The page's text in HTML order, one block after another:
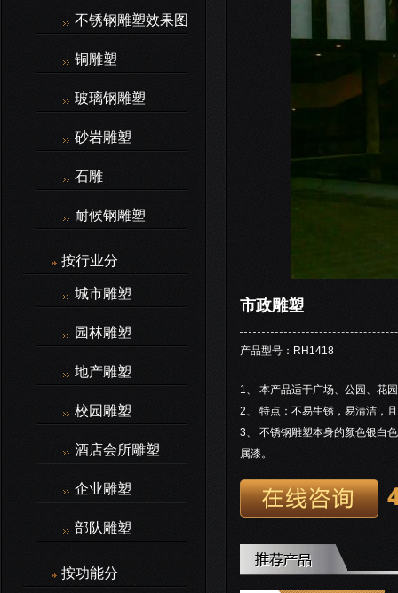
不锈钢雕塑效果图
铜雕塑
玻璃钢雕塑
砂岩雕塑
石雕
耐候钢雕塑
按行业分
城市雕塑
园林雕塑
地产雕塑
校园雕塑
酒店会所雕塑
企业雕塑
部队雕塑
按功能分
市政雕塑
产品型号：RH1418
1、 本产品适于广场、公园、花
2、 特点：不易生锈，易清洁，
3、 不锈钢雕塑本身的颜色银白
属漆。